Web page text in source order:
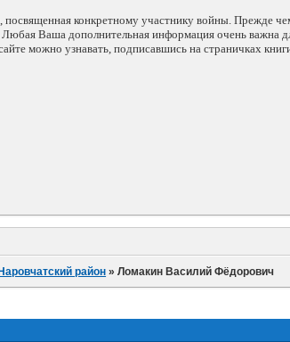
посвященная конкретному участнику войны. Прежде
Любая Ваша дополнительная информация очень важна
можно узнавать, подписавшись на страничках
Наровчатский район »Ломакин Василий Фёдорович